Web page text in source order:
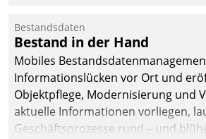
Bestandsdaten
Bestand in der Hand
Mobiles
Informationslücken vor Ort und
Objektpflege, Modernisierung und
aktuelle Informationen vorliegen,
Geschäftsprozesse rund – und